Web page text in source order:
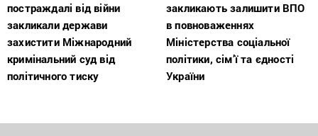
постраждалі від війни
закликали держави
захистити Міжнародний
кримінальний суд від
політичного тиску
закликають залишити ВПО
в повноваженнях
Міністерства соціальної
політики, сім’ї та єдності
України